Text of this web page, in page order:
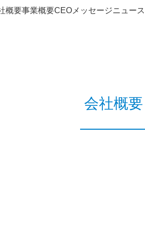
概要事業概要CEOメッセージニュース
会社概要